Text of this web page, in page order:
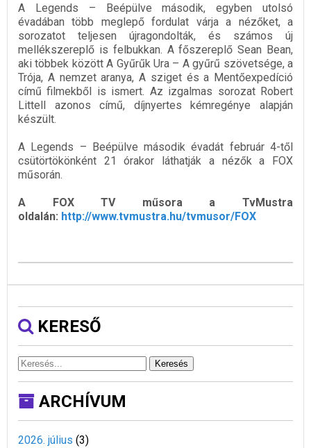
A Legends – Beépülve második, egyben utolsó
évadában több meglepő fordulat várja a nézőket, a
sorozatot teljesen újragondolták, és számos új
mellékszereplő is felbukkan. A főszereplő Sean Bean,
aki többek között A Gyűrűk Ura – A gyűrű szövetsége, a
Trója, A nemzet aranya, A sziget és a Mentőexpedíció
című filmekből is ismert. Az izgalmas sorozat Robert
Littell azonos című, díjnyertes kémregénye alapján
készült.
A Legends – Beépülve második évadát február 4-től
csütörtökönként 21 órakor láthatják a nézők a FOX
műsorán.
A FOX TV műsora a TvMustra
oldalán: http://www.tvmustra.hu/tvmusor/FOX
KERESŐ
Keresés
ARCHÍVUM
2026. július (3)